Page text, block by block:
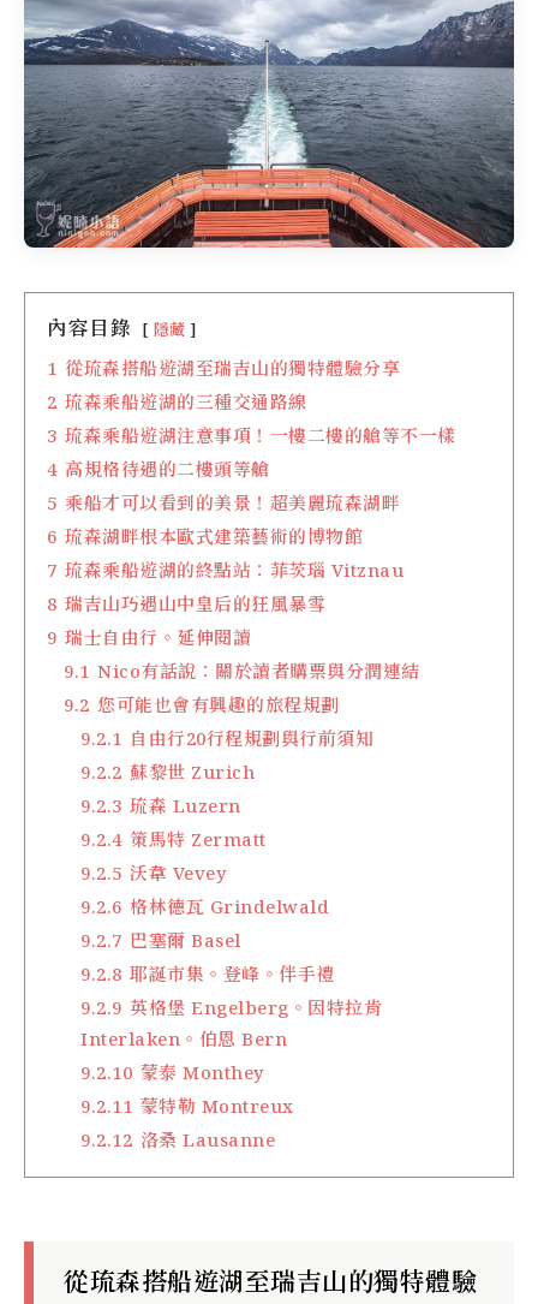
內容目錄 隱藏
1 從琉森搭船遊湖至瑞吉山的獨特體驗分享
2 琉森乘船遊湖的三種交通路線
3 琉森乘船遊湖注意事項！一樓二樓的艙等不一樣
4 高規格待遇的二樓頭等艙
5 乘船才可以看到的美景！超美麗琉森湖畔
6 琉森湖畔根本歐式建築藝術的博物館
7 琉森乘船遊湖的終點站：菲茨瑙 Vitznau
8 瑞吉山巧遇山中皇后的狂風暴雪
9 瑞士自由行。延伸閱讀
9.1 Nico有話說：關於讀者購票與分潤連結
9.2 您可能也會有興趣的旅程規劃
9.2.1 自由行20行程規劃與行前須知
9.2.2 蘇黎世 Zurich
9.2.3 琉森 Luzern
9.2.4 策馬特 Zermatt
9.2.5 沃韋 Vevey
9.2.6 格林德瓦 Grindelwald
9.2.7 巴塞爾 Basel
9.2.8 耶誕市集。登峰。伴手禮
9.2.9 英格堡 Engelberg。因特拉肯
Interlaken。伯恩 Bern
9.2.10 蒙泰 Monthey
9.2.11 蒙特勒 Montreux
9.2.12 洛桑 Lausanne
從琉森搭船遊湖至瑞吉山的獨特體驗